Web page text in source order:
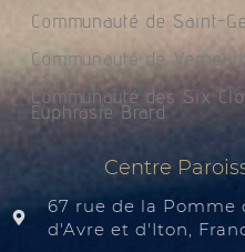
Communauté de Saint-
Communauté de
Communauté des Six
Euphrasie Brard
Centre
67 rue de la Pomme
d'Avre et d'Iton,